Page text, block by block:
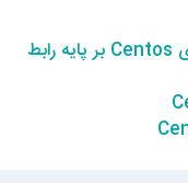
آموزش نصب ریموت دسکتاپ بر روی Centos بر پایه رابط